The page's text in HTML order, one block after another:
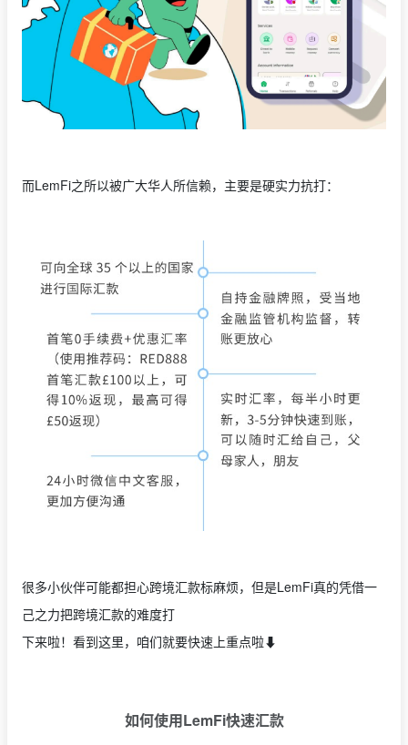
而LemFi之所以被广大华人所信赖，主要是硬实力抗打：
很多小伙伴可能都担心跨境汇款标麻烦，但是LemFi真的凭借一
己之力把跨境汇款的难度打
下来啦！看到这里，咱们就要快速上重点啦⬇
如何使用LemFi快速汇款